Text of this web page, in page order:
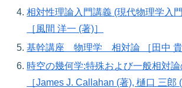
相対性理論入門講義 (現代物理学入
［風間 洋一 (著)］
基幹講座 物理学 相対論 ［田中 貴
時空の幾何学:特殊および一般相対
［James J. Callahan (著), 樋口 三郎 (